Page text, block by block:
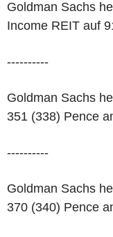
Goldman Sachs
Income REIT auf
----------
Goldman Sachs
351 (338) Pence
----------
Goldman Sachs
370 (340) Pence